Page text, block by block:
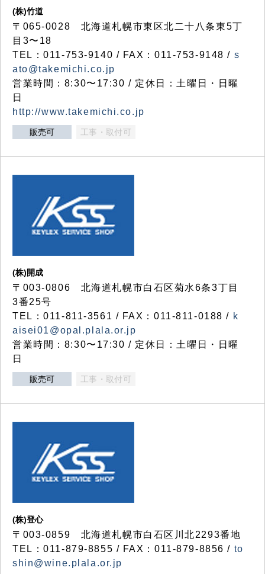
(株)竹道
〒065-0028 北海道札幌市東区北二十八条東5丁
目3〜18
TEL：011-753-9140 / FAX：011-753-9148 / s
ato@takemichi.co.jp
営業時間：8:30〜17:30 / 定休日：土曜日・日曜
日
http://www.takemichi.co.jp
販売可 工事・取付可
(株)開成
〒003-0806 北海道札幌市白石区菊水6条3丁目
3番25号
TEL：011-811-3561 / FAX：011-811-0188 / k
aisei01@opal.plala.or.jp
営業時間：8:30〜17:30 / 定休日：土曜日・日曜
日
販売可 工事・取付可
(株)登心
〒003-0859 北海道札幌市白石区川北2293番地
TEL：011-879-8855 / FAX：011-879-8856 / to
shin@wine.plala.or.jp